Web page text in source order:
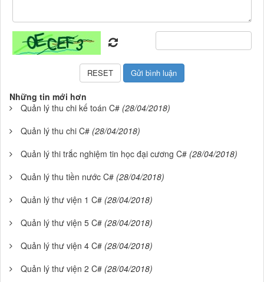
Những tin mới hơn
Quản lý thu chi kế toán C# (28/04/2018)
Quản lý thu chi C# (28/04/2018)
Quản lý thi trắc nghiệm tin học đại cương C# (28/04/2018)
Quản lý thu tiền nước C# (28/04/2018)
Quản lý thư viện 1 C# (28/04/2018)
Quản lý thư viện 5 C# (28/04/2018)
Quản lý thư viện 4 C# (28/04/2018)
Quản lý thư viện 2 C# (28/04/2018)